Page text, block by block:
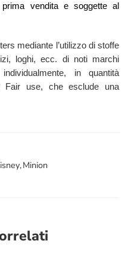
vendita e soggette al
mediante l’utilizzo di stoffe
loghi, ecc. di noti marchi
in quantità
Fair use, che esclude una
,Minion